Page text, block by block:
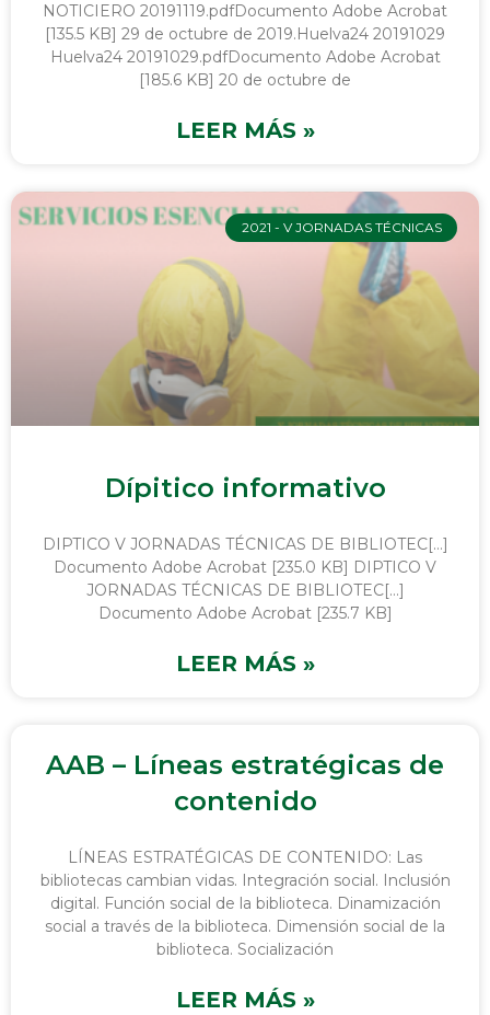
NOTICIERO 20191119.pdfDocumento Adobe Acrobat
[135.5 KB] 29 de octubre de 2019.Huelva24 20191029
Huelva24 20191029.pdfDocumento Adobe Acrobat
[185.6 KB] 20 de octubre de
LEER MÁS »
2021 - V JORNADAS TÉCNICAS
Dípitico informativo
DIPTICO V JORNADAS TÉCNICAS DE BIBLIOTEC[…]
Documento Adobe Acrobat [235.0 KB] DIPTICO V
JORNADAS TÉCNICAS DE BIBLIOTEC[…]
Documento Adobe Acrobat [235.7 KB]
LEER MÁS »
AAB – Líneas estratégicas de
contenido
LÍNEAS ESTRATÉGICAS DE CONTENIDO: Las
bibliotecas cambian vidas. Integración social. Inclusión
digital. Función social de la biblioteca. Dinamización
social a través de la biblioteca. Dimensión social de la
biblioteca. Socialización
LEER MÁS »